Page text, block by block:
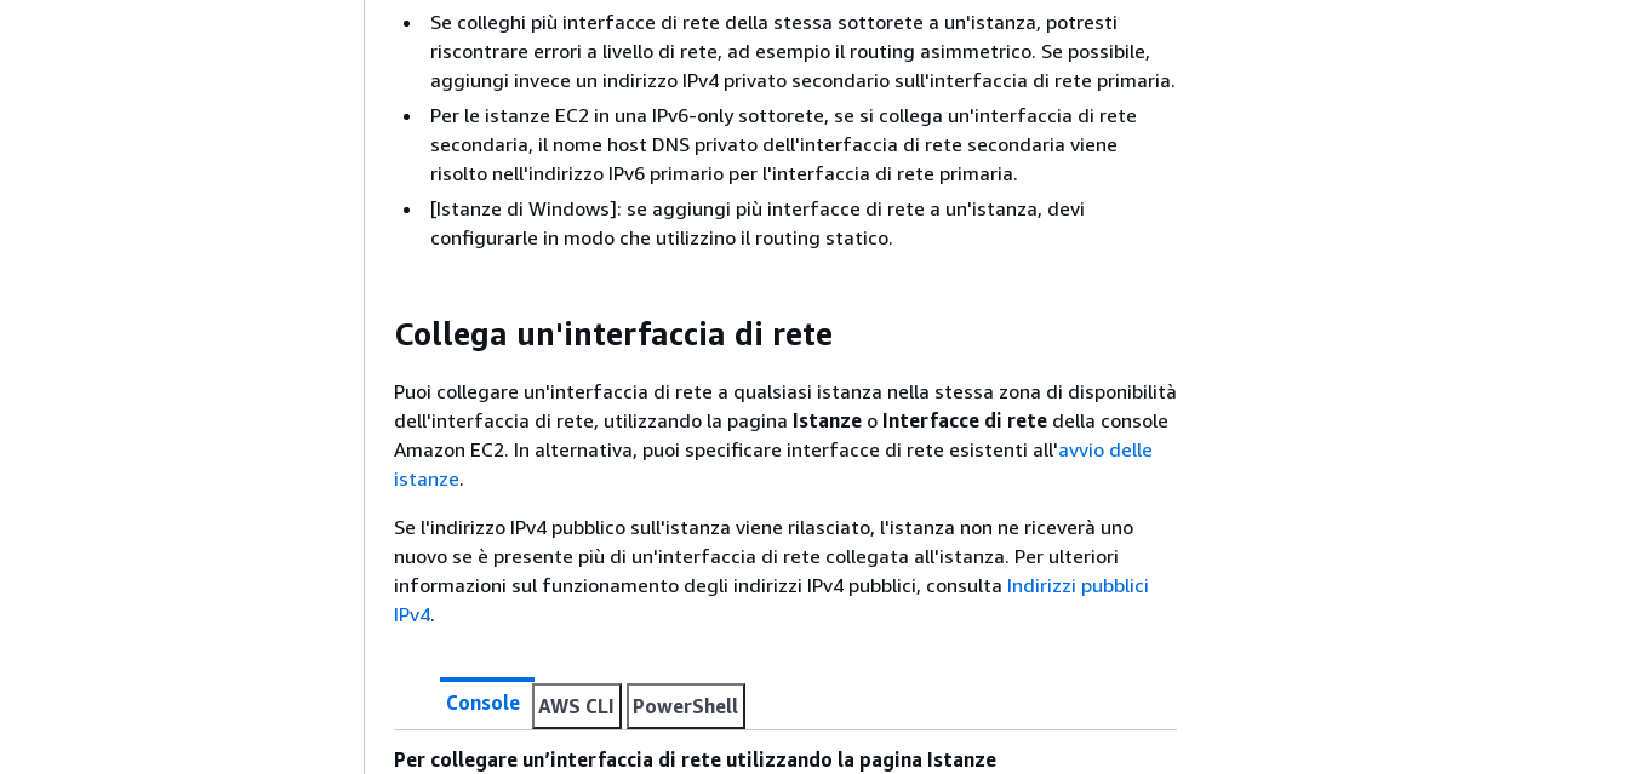
Se colleghi più interfacce di rete della stessa sottorete a un'istanza, potresti
riscontrare errori a livello di rete, ad esempio il routing asimmetrico. Se possibile,
aggiungi invece un indirizzo IPv4 privato secondario sull'interfaccia di rete primaria.
Per le istanze EC2 in una IPv6-only sottorete, se si collega un'interfaccia di rete
secondaria, il nome host DNS privato dell'interfaccia di rete secondaria viene
risolto nell'indirizzo IPv6 primario per l'interfaccia di rete primaria.
[Istanze di Windows]: se aggiungi più interfacce di rete a un'istanza, devi
configurarle in modo che utilizzino il routing statico.
Collega un'interfaccia di rete
Puoi collegare un'interfaccia di rete a qualsiasi istanza nella stessa zona di disponibilità
dell'interfaccia di rete, utilizzando la pagina Istanze o Interfacce di rete della console
Amazon EC2. In alternativa, puoi specificare interfacce di rete esistenti all'avvio delle
istanze.
Se l'indirizzo IPv4 pubblico sull'istanza viene rilasciato, l'istanza non ne riceverà uno
nuovo se è presente più di un'interfaccia di rete collegata all'istanza. Per ulteriori
informazioni sul funzionamento degli indirizzi IPv4 pubblici, consulta Indirizzi pubblici
IPv4.
Console AWS CLI PowerShell
Per collegare un’interfaccia di rete utilizzando la pagina Istanze